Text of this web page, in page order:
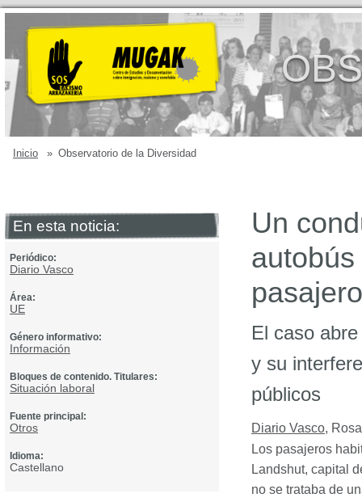
Inicio » Observatorio de la Diversidad
En esta noticia:
Periódico:
Diario Vasco
Área:
UE
Género informativo:
Información
Bloques de contenido. Titulares:
Situación laboral
Fuente principal:
Otros
Idioma:
Castellano
Un
El caso
y su
públicos
Diario Vasco,
Los pasajeros
Landshut, capital
no se trataba de